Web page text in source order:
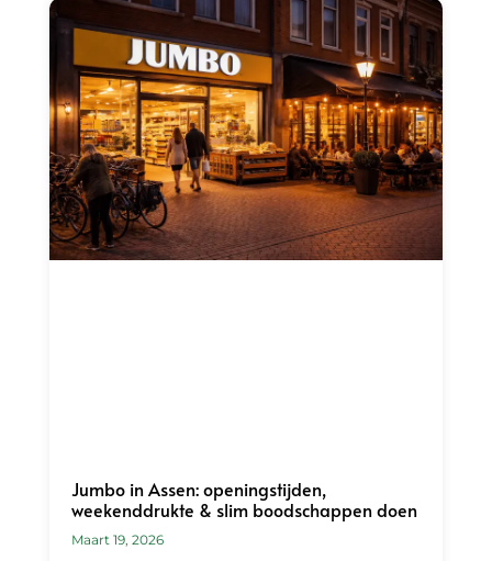
Jumbo in Assen: openingstijden,
weekenddrukte & slim boodschappen doen
Maart 19, 2026